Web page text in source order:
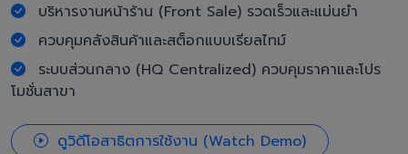
บริหารงานหน้าร้าน (Front Sale) รวดเร็วและแม่นยำ
ควบคุมคลังสินค้าและสต็อกแบบเรียลไทม์
ระบบส่วนกลาง (HQ Centralized) ควบคุมราคาและโปร
โมชั่นสาขา
ดูวิดีโอสาธิตการใช้งาน (Watch Demo)